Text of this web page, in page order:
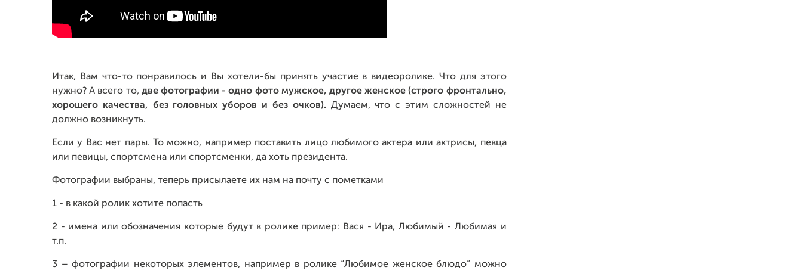
Итак, Вам что-то понравилось и Вы хотели-бы принять участие в видеоролике. Что для этого
нужно? А всего то, две фотографии - одно фото мужское, другое женское (строго фронтально,
хорошего качества, без головных уборов и без очков). Думаем, что с этим сложностей не
должно возникнуть.
Если у Вас нет пары. То можно, например поставить лицо любимого актера или актрисы, певца
или певицы, спортсмена или спортсменки, да хоть президента.
Фотографии выбраны, теперь присылаете их нам на почту с пометками
1 - в какой ролик хотите попасть
2 - имена или обозначения которые будут в ролике пример: Вася - Ира, Любимый - Любимая и
т.п.
3 – фотографии некоторых элементов, например в ролике “Любимое женское блюдо” можно